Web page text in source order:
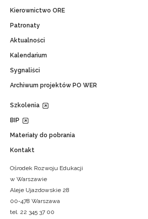
Kierownictwo ORE
Patronaty
Aktualności
Kalendarium
Sygnaliści
Archiwum projektów PO WER
Szkolenia
BIP
Materiały do pobrania
Kontakt
Ośrodek Rozwoju Edukacji
w Warszawie
Aleje Ujazdowskie 28
00-478 Warszawa
tel. 22 345 37 00